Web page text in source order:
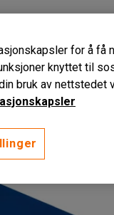
for å få
knyttet til
bruk av nettstedet